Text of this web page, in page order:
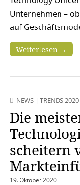
Unternehmen –
auf
Weiterlesen →
NEWS | TRENDS 2020
Die
scheitern
19. Oktober 2020